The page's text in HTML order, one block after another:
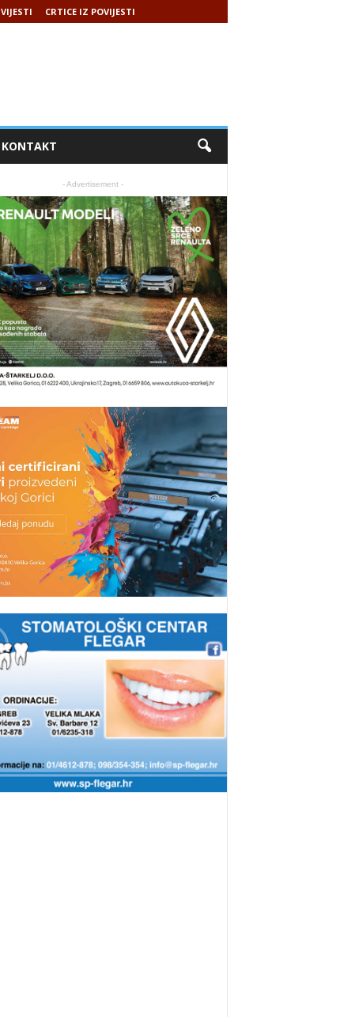
CRTICE IZ POVIJESTI
KONTAKT
- Advertisement -